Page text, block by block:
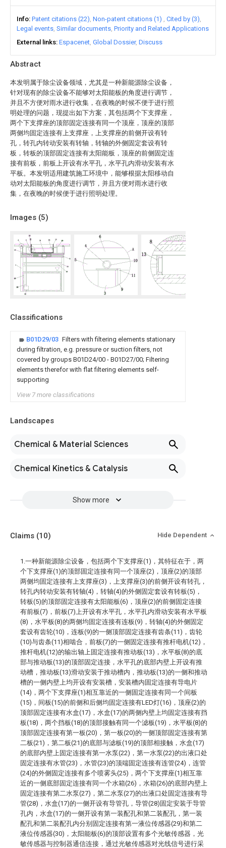
Abstract
本发明属于除尘设备领域，尤其是一种新能源除尘设备，
针对现有的除尘设备不能够对太阳能板的角度进行调节，
并且不方便对雨水进行收集，在夜晚的时候不便于进行照
明处理的问题，现提出如下方案，其包括两个下支撑座，
两个下支撑座的顶部固定连接有同一个顶座，顶座的顶部
两侧均固定连接有上支撑座，上支撑座的前侧开设有转
孔，转孔内转动安装有转轴，转轴的外侧固定套设有转
板，转板的顶部固定连接有太阳能板，顶座的前侧固定连
接有前板，前板上开设有水平孔，水平孔内滑动安装有水
平板。本发明适用建筑施工环境中，能够根据太阳移动自
动对太阳能板的角度进行调节，并且方便对雨水进行收
集，在夜晚的时候便于进行照明处理。
Images (5)
Classifications
B01D29/03 Filters with filtering elements stationary
during filtration, e.g. pressure or suction filters, not
covered by groups B01D24/00 - B01D27/00; Filtering
elements therefor with flat filtering elements self-
supporting
View 7 more classifications
Landscapes
Chemical & Material Sciences
Chemical Kinetics & Catalysis
Show more
Info Patent citations (22) Non-patent citations (1)
Cited by (3)
Legal events Similar documents Priority and Related Applications
External links Espacenet Global Dossier Discuss
Claims (10) Hide Dependent
1.一种新能源除尘设备，包括两个下支撑座(1)，其特征在于，两
个下支撑座(1)的顶部固定连接有同一个顶座(2)，顶座(2)的顶部
两侧均固定连接有上支撑座(3)，上支撑座(3)的前侧开设有转孔，
转孔内转动安装有转轴(4)，转轴(4)的外侧固定套设有转板(5)，
转板(5)的顶部固定连接有太阳能板(6)，顶座(2)的前侧固定连接
有前板(7)，前板(7)上开设有水平孔，水平孔内滑动安装有水平板
(8)，水平板(8)的两侧均固定连接有连板(9)，转轴(4)的外侧固定
套设有齿轮(10)，连板(9)的一侧顶部固定连接有齿条(11)，齿轮
(10)与齿条(11)相啮合，前板(7)的一侧固定连接有推杆电机(12)，
推杆电机(12)的输出轴上固定连接有推动板(13)，水平板(8)的底
部与推动板(13)的顶部固定连接，水平孔的底部内壁上开设有推
动槽，推动板(13)滑动安装于推动槽内，推动板(13)的一侧和推动
槽的一侧内壁上均开设有安装槽，安装槽内固定连接有导电片
(14)，两个下支撑座(1)相互靠近的一侧固定连接有同一个间板
(15)，间板(15)的前侧和后侧均固定连接有LED灯(16)，顶座(2)的
顶部固定连接有水盒(17)，水盒(17)的两侧内壁上均固定连接有挡
板(18)，两个挡板(18)的顶部接触有同一个滤板(19)，水平板(8)的
顶部固定连接有第一板(20)，第一板(20)的一侧顶部固定连接有第
二板(21)，第二板(21)的底部与滤板(19)的顶部相接触，水盒(17)
的底部内壁上固定连接有第一水泵(22)，第一水泵(22)的出液口处
固定连接有水管(23)，水管(23)的顶端固定连接有连管(24)，连管
(24)的外侧固定连接有多个喷雾头(25)，两个下支撑座(1)相互靠
近的一侧底部固定连接有同一个水箱(26)，水箱(26)的底部内壁上
固定连接有第二水泵(27)，第二水泵(27)的出液口处固定连接有导
管(28)，水盒(17)的一侧开设有导管孔，导管(28)固定安装于导管
孔内，水盒(17)的一侧开设有第一装配孔和第二装配孔，第一装
配孔和第二装配孔内分别固定连接有第一液位传感器(29)和第二
液位传感器(30)，太阳能板(6)的顶部设置有多个光敏传感器，光
敏传感器与控制器通信连接，通过光敏传感器对光线信号进行采